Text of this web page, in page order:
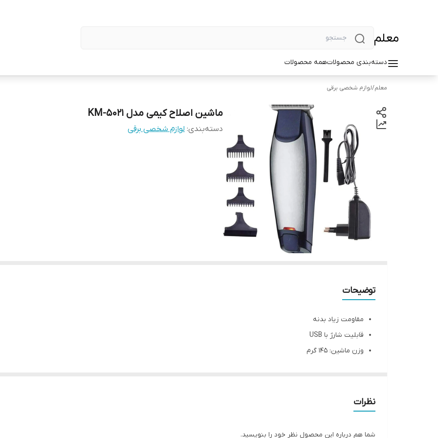
معلم
دسته‌بندی محصولاتهمه محصولات
معلم/لوازم شخصی برقی
ماشین اصلاح کیمی مدل KM-5021
دسته‌بندی: لوازم شخصی برقی
توضیحات
مقاومت زیاد بدنه
قابلیت شارژ با USB
وزن ماشین: ۱۴۵ گرم
اقلام های همراه: روغن، شانه، برس و آداپتور برق
مدت زمان امکان استفاده بعد از شارژ شدن: 60 دقیقه
نظرات
شما هم درباره این محصول نظر خود را بنویسید.